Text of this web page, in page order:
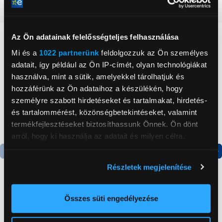
Az Ön adatainak felelősségteljes felhasználása
Mi és a 1022 partnerünk feldolgozzuk az Ön személyes
adatait, így például az Ön IP-címét, olyan technológiákat
használva, mint a sütik, amelyekkel tárolhatjuk és
hozzáférünk az Ön adataihoz a készülékén, hogy
személyre szabott hirdetéseket és tartalmakat, hirdetés-
és tartalommérést, közönségbetekintéseket, valamint
termékfejlesztéseket biztosíthassunk Önnek. Ön dönt
arról, hogy ki használja az adatait és milyen célra.
elhelyezkedéséről pár méteres pontossággal
Az Ön készülékén beazonosítása annak konkrét
Részletek megjelenítése
Összes süti engedélyezése
Részletes ismertető
Neked ajánljuk
Gorenje NRS8182KX Side
Termék adatlap
Gorenje RK4182PW4
kombinált hűtőszekrény